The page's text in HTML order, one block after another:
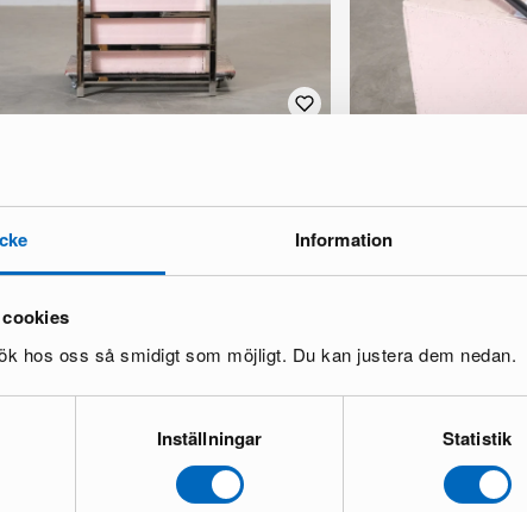
Information
hos oss så smidigt som möjligt. Du kan justera dem nedan.
Inställningar Statistik
148 €